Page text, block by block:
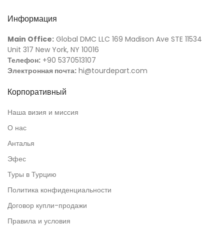
Информация
Main Office: Global DMC LLC 169 Madison Ave STE 11534
Unit 317 New York, NY 10016
Телефон: +90 5370513107
Электронная почта: hi@tourdepart.com
Корпоративный
Наша визия и миссия
О нас
Анталья
Эфес
Туры в Турцию
Политика конфиденциальности
Договор купли-продажи
Правила и условия